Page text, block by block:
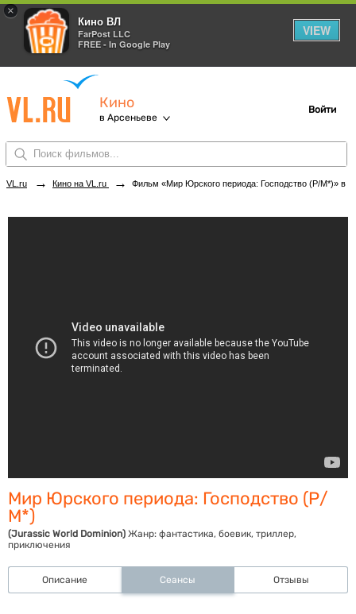
×
Кино ВЛ
FarPost LLC
FREE - In Google Play
VIEW
Кино
в Арсеньеве
Войти
VL.ru → Кино на VL.ru → Фильм «Мир Юрского периода: Господство (Р/М*)» в кинотеатрах Арсеньева. Купить билеты!
Мир Юрского периода: Господство (Р/
М*)
(Jurassic World Dominion) Жанр: фантастика, боевик, триллер,
приключения
Описание Сеансы Отзывы